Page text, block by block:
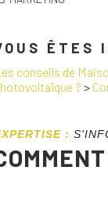
ÊTES
conseils de
? >
: